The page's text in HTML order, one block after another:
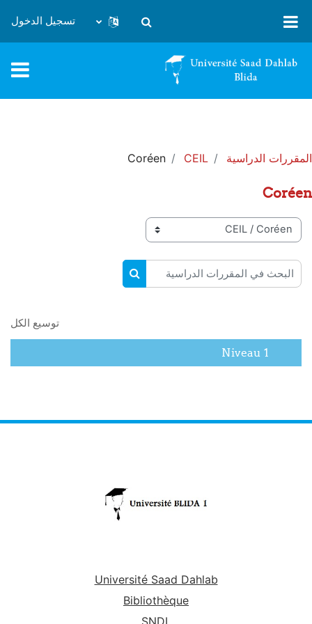
تبديل إدخال البحث
تسجيل الدخول
المقررات الدراسية CEIL
Coréen
Coréen
تصنيفات المقررات
البحث في المقررات الدراسية
البحث في المقررات الدراسية
توسيع الكل
Niveau 1
Université Saad Dahlab
Bibliothèque
SNDL